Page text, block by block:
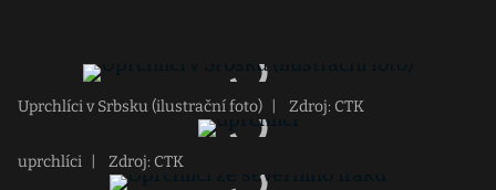
Uprchlíci v Srbsku (ilustrační foto) Zdroj: CTK
uprchlíci Zdroj: CTK